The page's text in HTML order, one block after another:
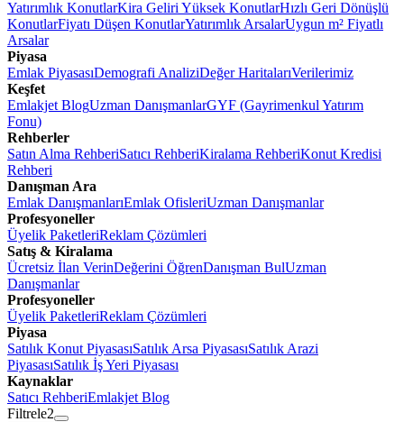
Yatırımlık KonutlarKira Geliri Yüksek KonutlarHızlı Geri Dönüşlü
KonutlarFiyatı Düşen KonutlarYatırımlık ArsalarUygun m² Fiyatlı
Arsalar
Piyasa
Emlak PiyasasıDemografi AnaliziDeğer HaritalarıVerilerimiz
Keşfet
Emlakjet BlogUzman DanışmanlarGYF (Gayrimenkul Yatırım
Fonu)
Rehberler
Satın Alma RehberiSatıcı RehberiKiralama RehberiKonut Kredisi
Rehberi
Danışman Ara
Emlak DanışmanlarıEmlak OfisleriUzman Danışmanlar
Profesyoneller
Üyelik PaketleriReklam Çözümleri
Satış & Kiralama
Ücretsiz İlan VerinDeğerini ÖğrenDanışman BulUzman
Danışmanlar
Profesyoneller
Üyelik PaketleriReklam Çözümleri
Piyasa
Satılık Konut PiyasasıSatılık Arsa PiyasasıSatılık Arazi
PiyasasıSatılık İş Yeri Piyasası
Kaynaklar
Satıcı RehberiEmlakjet Blog
Filtrele2